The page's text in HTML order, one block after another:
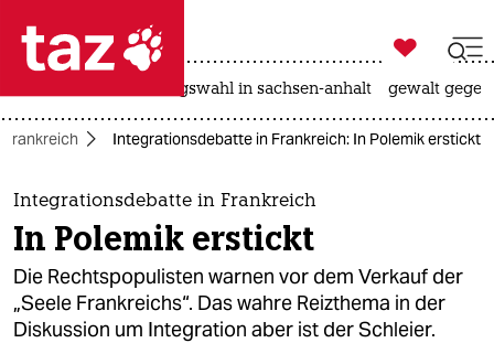
 taz zahl ich
taz zahl ich
themen
politik
öko

taz zahl ich
landtagswahl in sachsen-anhalt gewalt
Frankreich Integrationsdebatte in Frankreich: In Polemik erstickt
Integrationsdebatte in Frankreich
In Polemik erstickt
Die Rechtspopulisten warnen vor dem Verkauf der
„Seele Frankreichs“. Das wahre Reizthema in der
Diskussion um Integration aber ist der Schleier.